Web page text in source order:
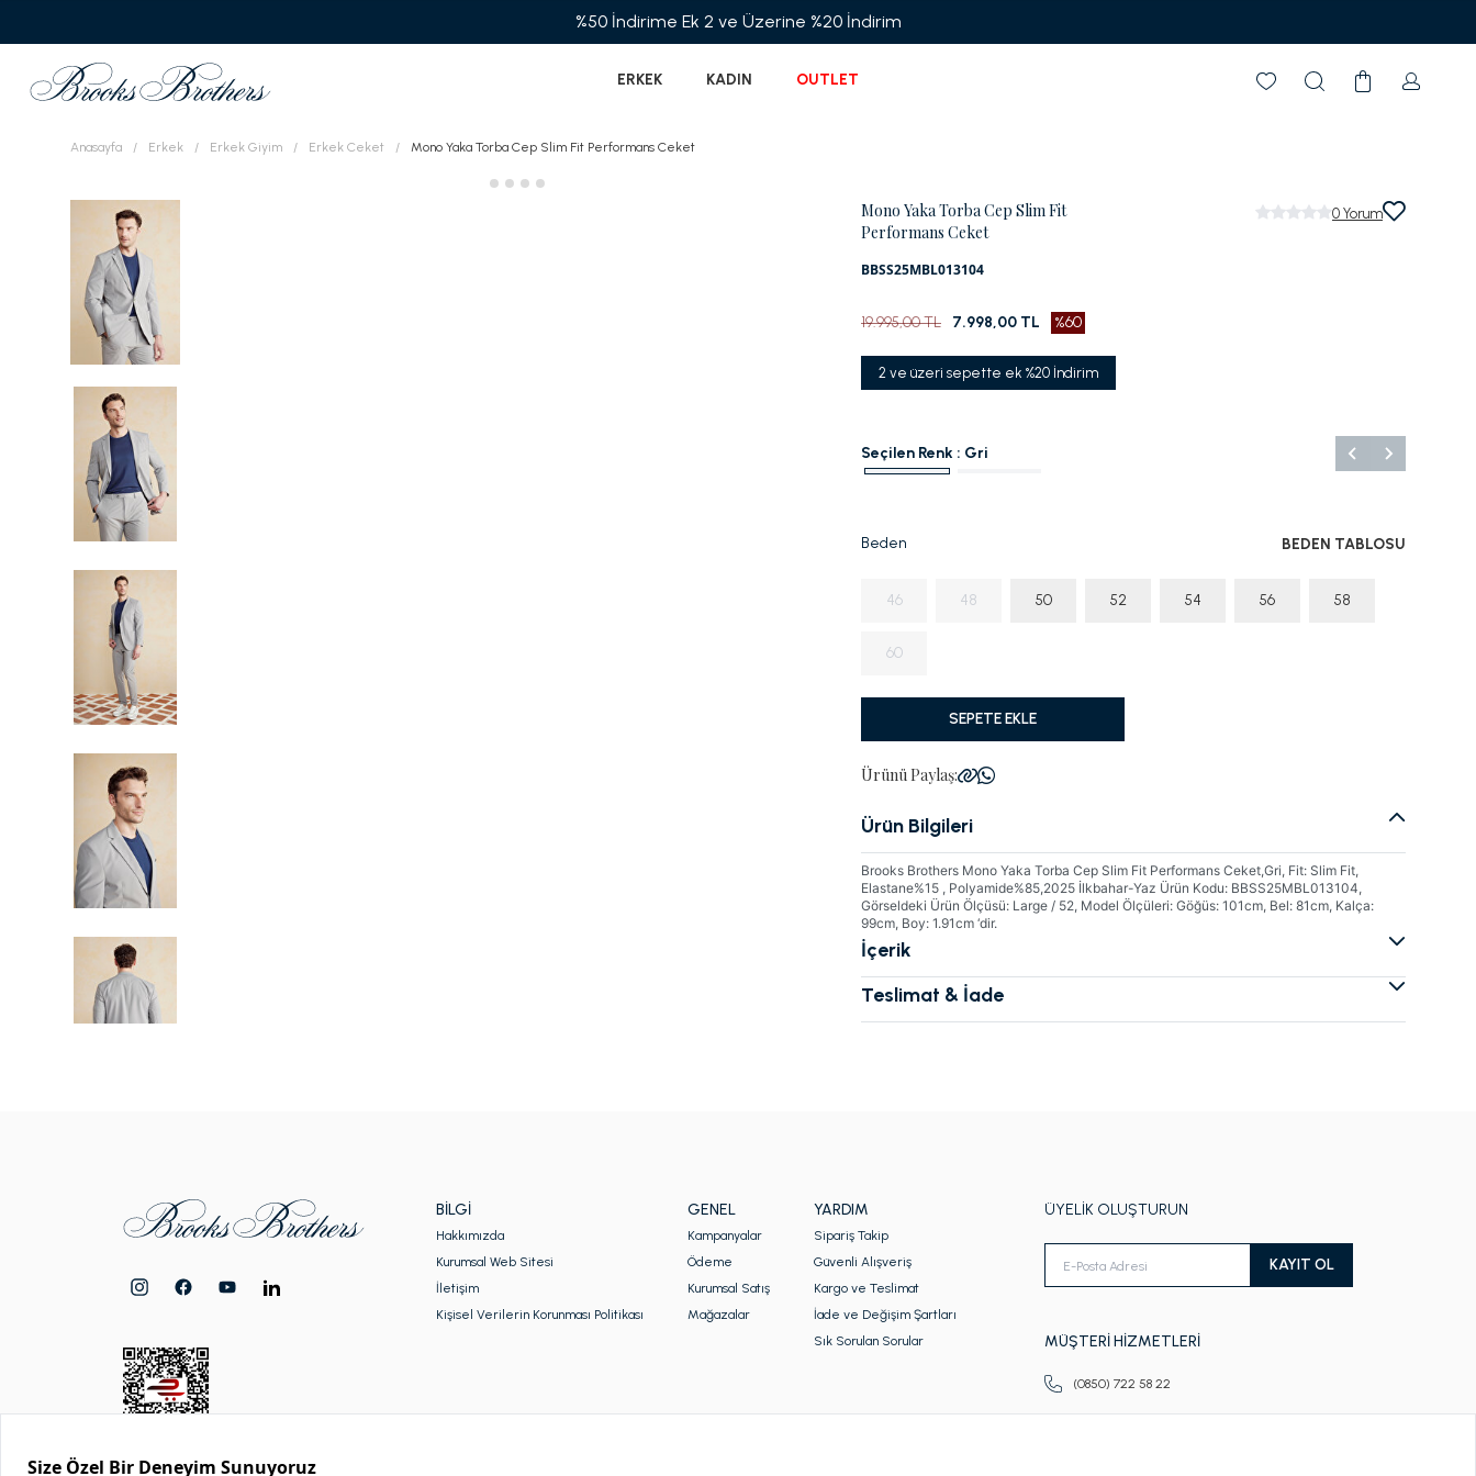
ERKEK KADIN OUTLET
Anasayfa Erkek Erkek Giyim Erkek Ceket Mono Yaka Torba Cep Slim Fit Performans Ceket
Mono Yaka Torba Cep Slim Fit
Performans Ceket
BBSS25MBL013104
0 Yorum
19.995,00 TL 7.998,00 TL %60
2 ve üzeri sepette ek %20 İndirim
Seçilen Renk : Gri
Beden BEDEN TABLOSU
46 48 50 52 54 56 58
60
SEPETE EKLE
Ürünü Paylaş:
Ürün Bilgileri
Brooks Brothers Mono Yaka Torba Cep Slim Fit Performans Ceket,Gri, Fit: Slim Fit,
Elastane%15 , Polyamide%85,2025 İlkbahar-Yaz Ürün Kodu: BBSS25MBL013104,
Görseldeki Ürün Ölçüsü: Large / 52, Model Ölçüleri: Göğüs: 101cm, Bel: 81cm, Kalça:
99cm, Boy: 1.91cm ‘dir.
İçerik
Teslimat & İade
BILGI
Hakkımızda
Kurumsal Web Sitesi
İletişim
Kişisel Verilerin Korunması Politikası
GENEL
Kampanyalar
Ödeme
Kurumsal Satış
Mağazalar
YARDIM
Sipariş Takip
Güvenli Alışveriş
Kargo ve Teslimat
İade ve Değişim Şartları
Sık Sorulan Sorular
ÜYELİK OLUŞTURUN
KAYIT OL
MÜŞTERİ HİZMETLERİ
(0850) 722 58 22